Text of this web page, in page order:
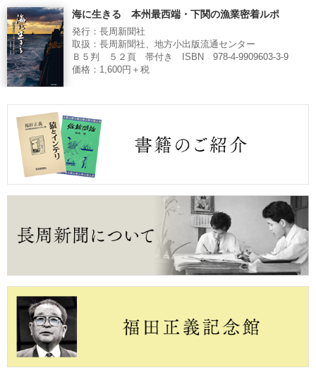
海に生きる 本州最西端・下関の漁業密着ルポ
発行：長周新聞社
取扱：長周新聞社、地方小出版流通センター
Ｂ５判 ５２頁 帯付き ISBN 978-4-9909603-3-9
価格：1,600円＋税